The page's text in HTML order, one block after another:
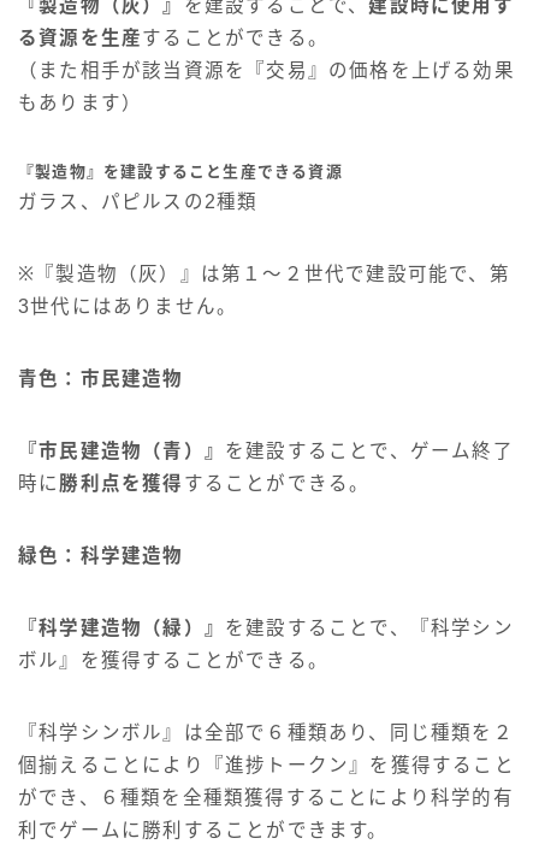
『製造物（灰）』 を建設することで、建設時に使用す
る資源を生産することができる。
（また相手が該当資源を『交易』の価格を上げる効果
もあります）
『製造物』を建設すること生産できる資源
ガラス、パピルスの2種類
※『製造物（灰）』は第１～２世代で建設可能で、第
3世代にはありません。
青色：市民建造物
『市民建造物（青）』 を建設することで、ゲーム終了
時に 勝利点を獲得 することができる。
緑色：科学建造物
『科学建造物（緑）』 を建設することで、『科学シン
ボル』を獲得することができる。
『科学シンボル』は全部で６種類あり、同じ種類を２
個揃えることにより『進捗トークン』を獲得すること
ができ、６種類を全種類獲得することにより科学的有
利でゲームに勝利することができます。